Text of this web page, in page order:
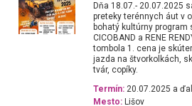
Dňa 18.07.- 20.07.2025
preteky terénnych áut v
bohatý kultúrny program
CICOBAND a RENE
tombola 1. cena je
jazda na štvorkolkách,
tvár, copíky.
Termín: 20.07.2025 a
Mesto: Lišov